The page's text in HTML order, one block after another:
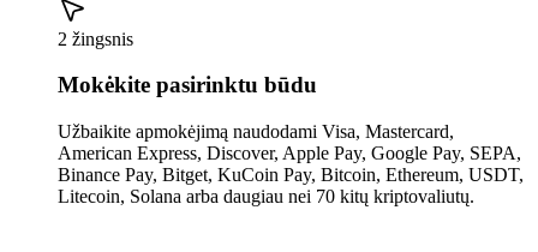
2 žingsnis
Mokėkite pasirinktu būdu
Užbaikite apmokėjimą naudodami Visa, Mastercard,
American Express, Discover, Apple Pay, Google Pay, SEPA,
Binance Pay, Bitget, KuCoin Pay, Bitcoin, Ethereum, USDT,
Litecoin, Solana arba daugiau nei 70 kitų kriptovaliutų.